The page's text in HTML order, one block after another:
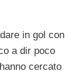
in gol con
a dir poco
cercato